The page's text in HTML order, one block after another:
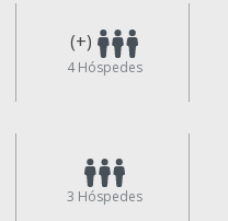
(+)
4Hóspedes
3 Hóspedes